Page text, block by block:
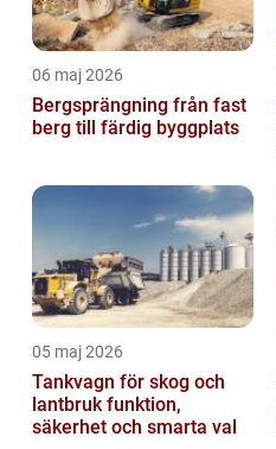
06 maj 2026
Bergsprängning från fast
berg till färdig byggplats
05 maj 2026
Tankvagn för skog och
lantbruk funktion,
säkerhet och smarta val